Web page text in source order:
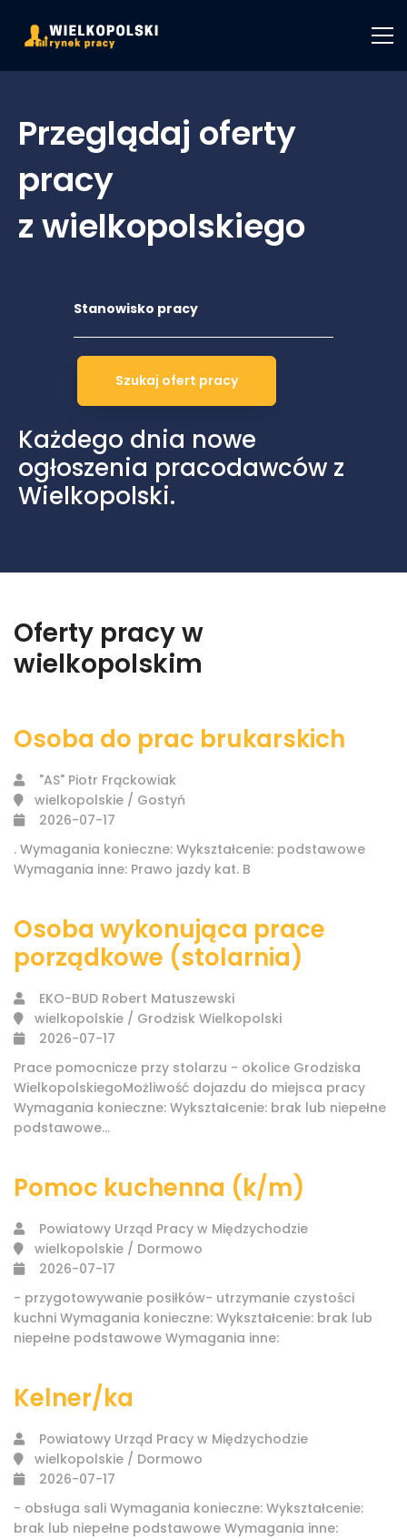
Przeglądaj oferty
pracy
z wielkopolskiego
Każdego dnia nowe
ogłoszenia pracodawców z
Wielkopolski.
Oferty pracy w
wielkopolskim
Osoba do prac brukarskich
"AS" Piotr Frąckowiak
wielkopolskie / Gostyń
2026-07-17
. Wymagania konieczne: Wykształcenie: podstawowe
Wymagania inne: Prawo jazdy kat. B
Osoba wykonująca prace
porządkowe (stolarnia)
EKO-BUD Robert Matuszewski
wielkopolskie / Grodzisk Wielkopolski
2026-07-17
Prace pomocnicze przy stolarzu - okolice Grodziska
WielkopolskiegoMożliwość dojazdu do miejsca pracy
Wymagania konieczne: Wykształcenie: brak lub niepełne
podstawowe...
Pomoc kuchenna (k/m)
Powiatowy Urząd Pracy w Międzychodzie
wielkopolskie / Dormowo
2026-07-17
- przygotowywanie posiłków- utrzymanie czystości
kuchni Wymagania konieczne: Wykształcenie: brak lub
niepełne podstawowe Wymagania inne:
Kelner/ka
Powiatowy Urząd Pracy w Międzychodzie
wielkopolskie / Dormowo
2026-07-17
- obsługa sali Wymagania konieczne: Wykształcenie:
brak lub niepełne podstawowe Wymagania inne: